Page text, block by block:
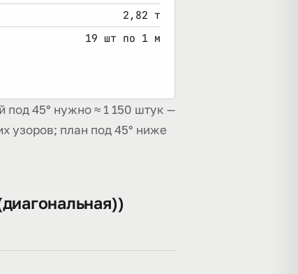
2,82 т
19 шт по 1 м
под 45° нужно ≈ 1 150 штук —
узоров; план под 45° ниже